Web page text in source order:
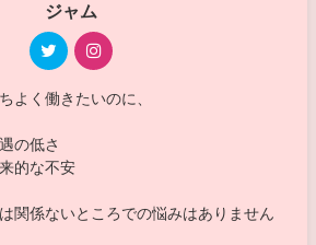
ジャム
よく働きたいのに、
の低さ
的な不安
関係ないところでの悩みはありません